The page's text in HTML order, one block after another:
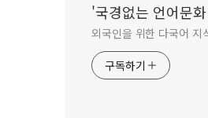
'국경없는 언어문
외국인을 위한 다국어
구독하기